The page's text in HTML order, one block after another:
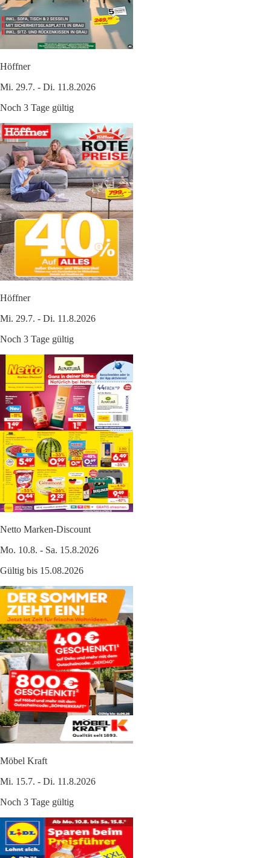
Höffner
Mi. 29.7. - Di. 11.8.2026
Noch 3 Tage gültig
Höffner
Mi. 29.7. - Di. 11.8.2026
Noch 3 Tage gültig
Netto Marken-Discount
Mo. 10.8. - Sa. 15.8.2026
Gültig bis 15.08.2026
Möbel Kraft
Mi. 15.7. - Di. 11.8.2026
Noch 3 Tage gültig